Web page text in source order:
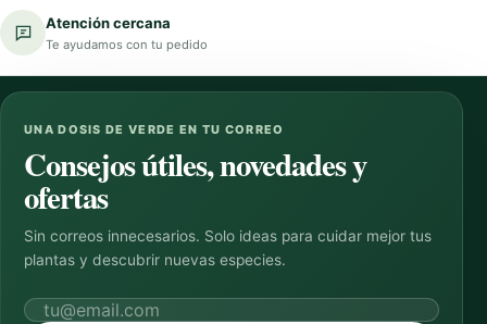
Atención cercana
Te ayudamos con tu pedido
UNA DOSIS DE VERDE EN TU CORREO
Consejos útiles, novedades y
ofertas
Sin correos innecesarios. Solo ideas para cuidar mejor tus
plantas y descubrir nuevas especies.
Correo electrónico